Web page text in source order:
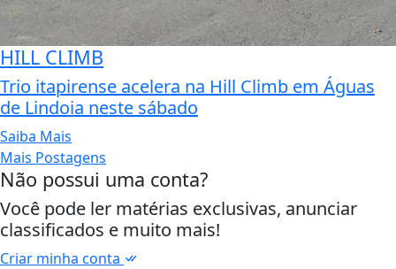
HILL CLIMB
Trio itapirense acelera na Hill Climb em Águas
de Lindoia neste sábado
Saiba Mais
Mais Postagens
Não possui uma conta?
Você pode ler matérias exclusivas, anunciar
classificados e muito mais!
Criar minha conta